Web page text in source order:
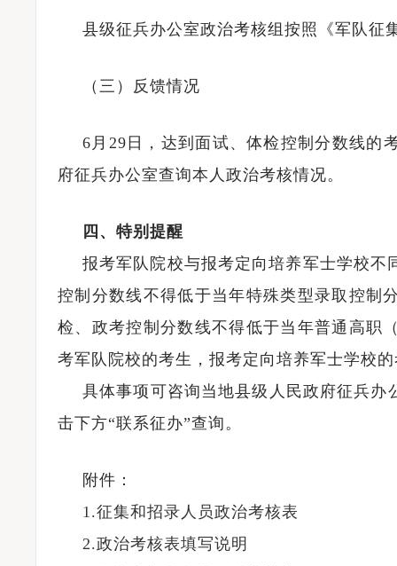
县级征兵办公室政治考核组按照《军队征
（三）反馈情况
6月29日，达到面试、体检控制分数线的
府征兵办公室查询本人政治考核情况。
四、特别提醒
报考军队院校与报考定向培养军士学校
控制分数线不得低于当年特殊类型录取控制
检、政考控制分数线不得低于当年普通高职
考军队院校的考生，报考定向培养军士学校
具体事项可咨询当地县级人民政府征兵办
击下方“联系征办”查询。
附件：
1.征集和招录人员政治考核表
2.政治考核表填写说明